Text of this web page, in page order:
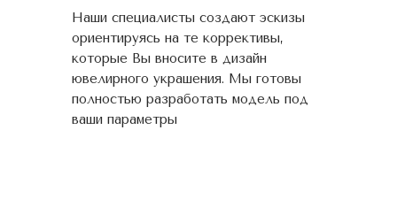
Наши специалисты создают эскизы
ориентируясь на те коррективы,
которые Вы вносите в дизайн
ювелирного украшения. Мы готовы
полностью разработать модель под
ваши параметры